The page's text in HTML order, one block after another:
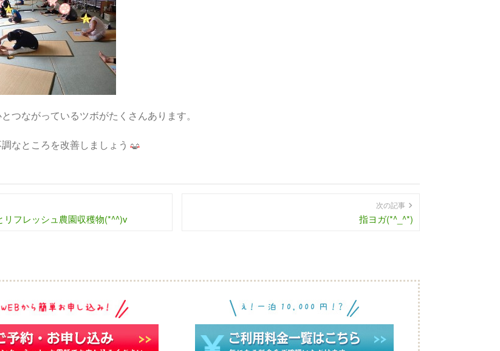
つながっているツボがたくさんあります。
なところを改善しましょう
リフレッシュ農園収穫物(*^^)v
次の記事
指ヨガ(*^_^*)